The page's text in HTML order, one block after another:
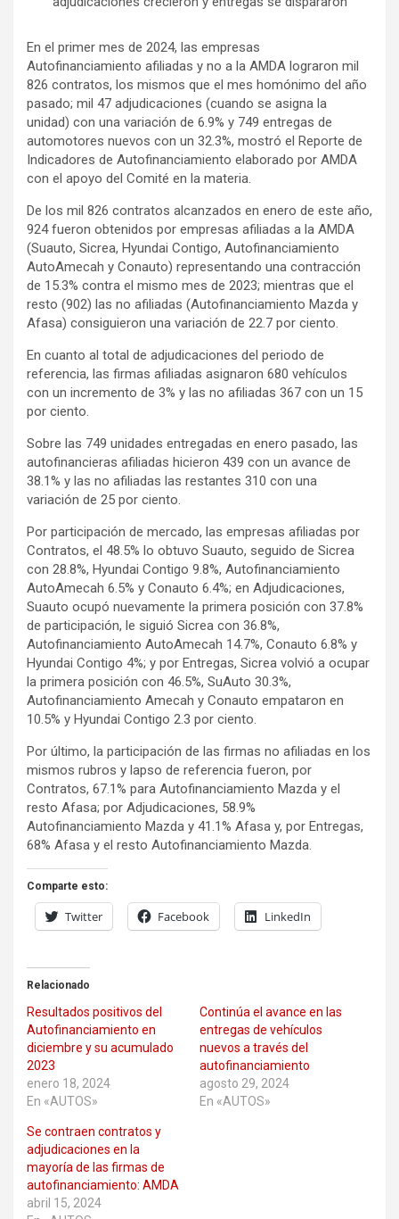
En el primer mes de 2024, las empresas
Autofinanciamiento afiliadas y no a la AMDA lograron mil
826 contratos, los mismos que el mes homónimo del año
pasado; mil 47 adjudicaciones (cuando se asigna la
unidad) con una variación de 6.9% y 749 entregas de
automotores nuevos con un 32.3%, mostró el Reporte de
Indicadores de Autofinanciamiento elaborado por AMDA
con el apoyo del Comité en la materia.
De los mil 826 contratos alcanzados en enero de este año,
924 fueron obtenidos por empresas afiliadas a la AMDA
(Suauto, Sicrea, Hyundai Contigo, Autofinanciamiento
AutoAmecah y Conauto) representando una contracción
de 15.3% contra el mismo mes de 2023; mientras que el
resto (902) las no afiliadas (Autofinanciamiento Mazda y
Afasa) consiguieron una variación de 22.7 por ciento.
En cuanto al total de adjudicaciones del periodo de
referencia, las firmas afiliadas asignaron 680 vehículos
con un incremento de 3% y las no afiliadas 367 con un 15
por ciento.
Sobre las 749 unidades entregadas en enero pasado, las
autofinancieras afiliadas hicieron 439 con un avance de
38.1% y las no afiliadas las restantes 310 con una
variación de 25 por ciento.
Por participación de mercado, las empresas afiliadas por
Contratos, el 48.5% lo obtuvo Suauto, seguido de Sicrea
con 28.8%, Hyundai Contigo 9.8%, Autofinanciamiento
AutoAmecah 6.5% y Conauto 6.4%; en Adjudicaciones,
Suauto ocupó nuevamente la primera posición con 37.8%
de participación, le siguió Sicrea con 36.8%,
Autofinanciamiento AutoAmecah 14.7%, Conauto 6.8% y
Hyundai Contigo 4%; y por Entregas, Sicrea volvió a ocupar
la primera posición con 46.5%, SuAuto 30.3%,
Autofinanciamiento Amecah y Conauto empataron en
10.5% y Hyundai Contigo 2.3 por ciento.
Por último, la participación de las firmas no afiliadas en los
mismos rubros y lapso de referencia fueron, por
Contratos, 67.1% para Autofinanciamiento Mazda y el
resto Afasa; por Adjudicaciones, 58.9%
Autofinanciamiento Mazda y 41.1% Afasa y, por Entregas,
68% Afasa y el resto Autofinanciamiento Mazda.
Comparte esto:
Twitter Facebook LinkedIn
Relacionado
Resultados positivos del
Autofinanciamiento en
diciembre y su acumulado
2023
enero 18, 2024
En «AUTOS»
Continúa el avance en las
entregas de vehículos
nuevos a través del
autofinanciamiento
agosto 29, 2024
En «AUTOS»
Se contraen contratos y
adjudicaciones en la
mayoría de las firmas de
autofinanciamiento: AMDA
abril 15, 2024